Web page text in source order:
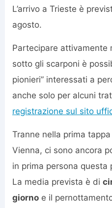
L’arrivo a Trieste è
agosto.
Partecipare attivamente
sotto gli scarponi è
pionieri” interessati a
anche solo per alcuni
registrazione sul sito
Tranne nella prima
Vienna, ci sono ancora
in prima persona questa
La media prevista è di
giorno e il